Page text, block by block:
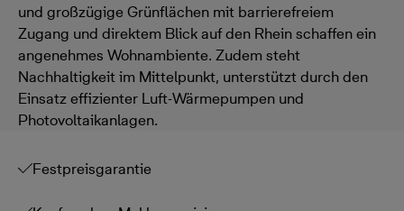
und großzügige Grünflächen mit barrierefreiem
Zugang und direktem Blick auf den Rhein schaffen ein
angenehmes Wohnambiente. Zudem steht
Nachhaltigkeit im Mittelpunkt, unterstützt durch den
Einsatz effizienter Luft-Wärmepumpen und
Photovoltaikanlagen.
Festpreisgarantie